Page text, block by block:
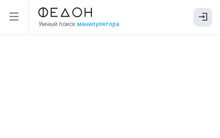
Умный поиск манипулятора